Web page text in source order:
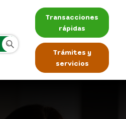
Transacciones
rápidas
Trámites y
servicios